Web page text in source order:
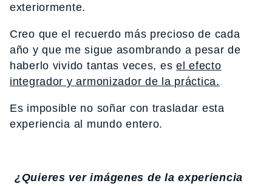
exteriormente.
Creo que el recuerdo más precioso de cada
año y que me sigue asombrando a pesar de
haberlo vivido tantas veces, esel efecto
integrador y armonizador de la práctica.
Es imposible no soñar con trasladar esta
experiencia al mundo entero.
¿Quieres ver imágenes de la experiencia